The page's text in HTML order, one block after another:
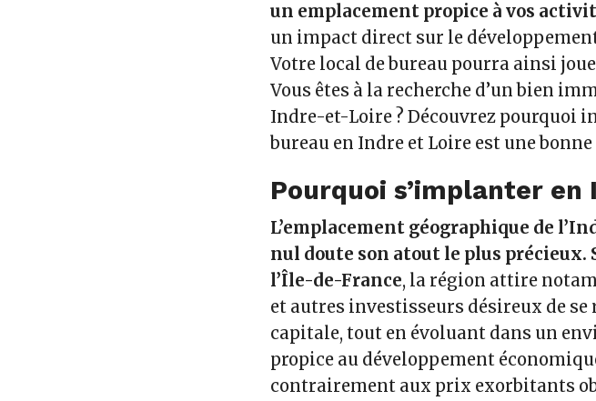
un emplacement propice à vos
un impact direct sur le
Votre local de bureau pourra ainsi
Vous êtes à la recherche d’un bien
Indre-et-Loire ? Découvrez pourquoi
bureau en Indre et Loire est une
Pourquoi s’implanter
L’emplacement géographique de
nul doute son atout le plus précieux.
l’Île-de-France, la région attire
et autres investisseurs désireux de se
capitale, tout en évoluant dans un
propice au développement
contrairement aux prix exorbitants